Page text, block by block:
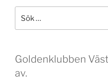
efter:
Goldenklubben
av.